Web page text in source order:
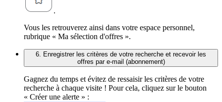
.
Vous les retrouverez ainsi dans votre espace personnel,
rubrique « Ma sélection d'offres ».
6. Enregistrer les critères de votre recherche et recevoir les
offres par e-mail (abonnement)
Gagnez du temps et évitez de ressaisir les critères de votre
recherche à chaque visite ! Pour cela, cliquez sur le bouton
« Créer une alerte » :